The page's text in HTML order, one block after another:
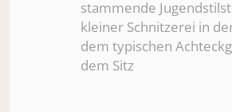
stammende
kleiner Schnitzerei in
dem typischen
dem Sitz